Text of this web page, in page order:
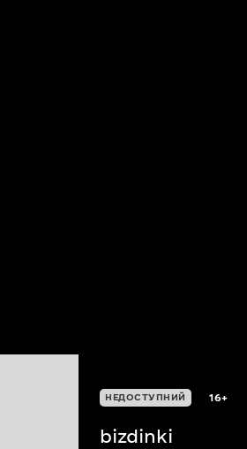
НЕДОСТУПНИЙ 16+
bizdinki